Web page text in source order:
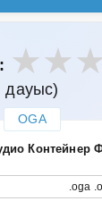
дауыс)
OGA
Контейнер
.oga